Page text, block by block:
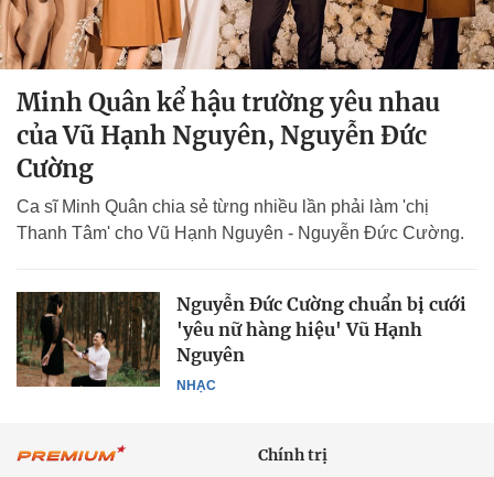
Minh Quân kể hậu trường yêu nhau
của Vũ Hạnh Nguyên, Nguyễn Đức
Cường
Ca sĩ Minh Quân chia sẻ từng nhiều lần phải làm 'chị
Thanh Tâm' cho Vũ Hạnh Nguyên - Nguyễn Đức Cường.
NHẠC
Nguyễn Đức Cường chuẩn bị cưới
'yêu nữ hàng hiệu' Vũ Hạnh
Nguyên
Chính trị